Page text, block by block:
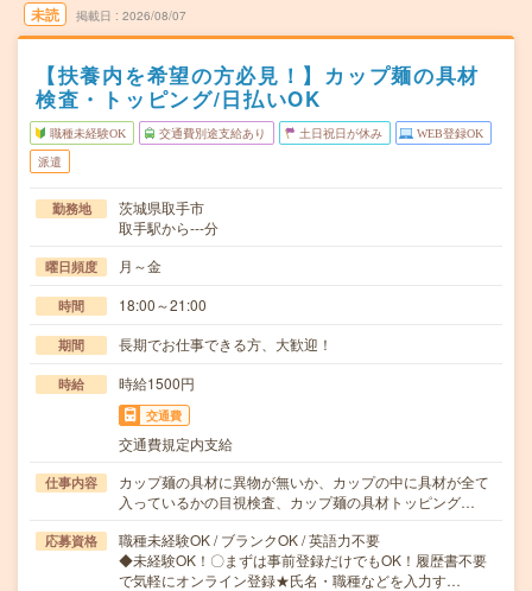
未読 掲載日 2026/08/07
【扶養内を希望の方必見！】カップ麺の具材
検査・トッピング/日払いOK
職種未経験OK 交通費別途支給あり 土日祝日が休み WEB登録OK
派遣
勤務地
茨城県取手市
取手駅から---分
曜日頻度 月～金
時間 18:00～21:00
期間 長期でお仕事できる方、大歓迎！
時給 時給1500円
交通費
交通費規定内支給
仕事内容
カップ麺の具材に異物が無いか、カップの中に具材が全て
入っているかの目視検査、カップ麺の具材トッピング…
応募資格
職種未経験OK / ブランクOK / 英語力不要
◆未経験OK！〇まずは事前登録だけでもOK！履歴書不要
で気軽にオンライン登録★氏名・職種などを入力す…